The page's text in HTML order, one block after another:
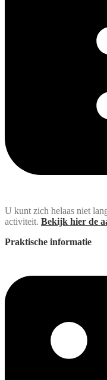
U kunt zich helaas niet
activiteit. Bekijk hier de
Praktische informatie